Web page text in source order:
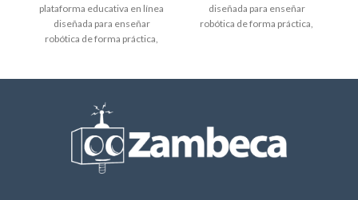
plataforma educativa en línea
diseñada para enseñar
robótica de forma práctica,
diseñada para enseñar
robótica de forma práctica,